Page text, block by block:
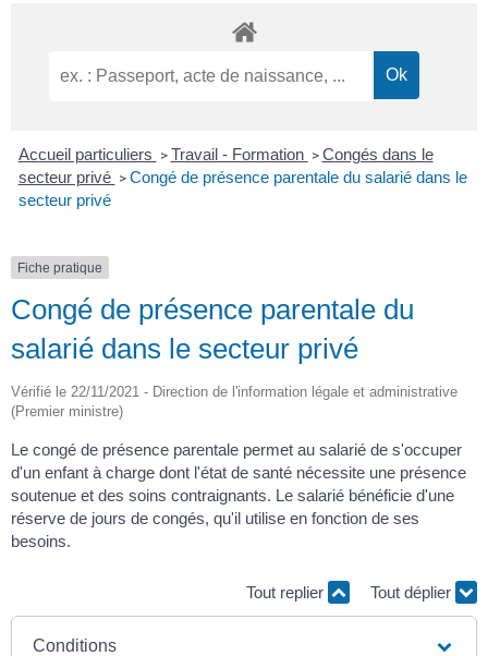
Accueil particuliers > Travail - Formation > Congés dans le
secteur privé > Congé de présence parentale du salarié dans le
secteur privé
Fiche pratique
Congé de présence parentale du
salarié dans le secteur privé
Vérifié le 22/11/2021 - Direction de l'information légale et administrative
(Premier ministre)
Le congé de présence parentale permet au salarié de s'occuper
d'un enfant à charge dont l'état de santé nécessite une présence
soutenue et des soins contraignants. Le salarié bénéficie d'une
réserve de jours de congés, qu'il utilise en fonction de ses
besoins.
Tout replier Tout déplier
Conditions